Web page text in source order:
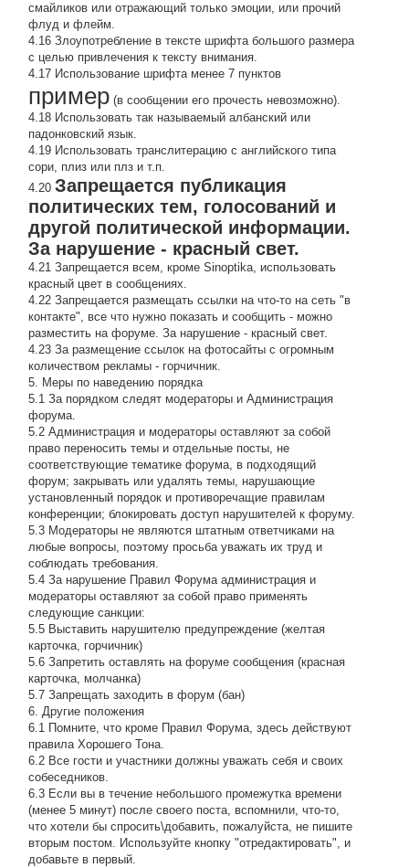
смайликов или отражающий только эмоции, или прочий
флуд и флейм.
4.16 Злоупотребление в тексте шрифта большого размера
с целью привлечения к тексту внимания.
4.17 Использование шрифта менее 7 пунктов
пример (в сообщении его прочесть невозможно).
4.18 Использовать так называемый албанский или
падонковский язык.
4.19 Использовать транслитерацию с английского типа
сори, плиз или плз и т.п.
4.20Запрещается публикация
политических тем, голосований и
другой политической информации.
За нарушение - красный свет.
4.21 Запрещается всем, кроме Sinoptika, использовать
красный цвет в сообщениях.
4.22 Запрещается размещать ссылки на что-то на сеть "в
контакте", все что нужно показать и сообщить - можно
разместить на форуме. За нарушение - красный свет.
4.23 За размещение ссылок на фотосайты с огромным
количеством рекламы - горчичник.
5. Меры по наведению порядка
5.1 За порядком следят модераторы и Администрация
форума.
5.2 Администрация и модераторы оставляют за собой
право переносить темы и отдельные посты, не
соответствующие тематике форума, в подходящий
форум; закрывать или удалять темы, нарушающие
установленный порядок и противоречащие правилам
конференции; блокировать доступ нарушителей к форуму.
5.3 Модераторы не являются штатным ответчиками на
любые вопросы, поэтому просьба уважать их труд и
соблюдать требования.
5.4 За нарушение Правил Форума администрация и
модераторы оставляют за собой право применять
следующие санкции:
5.5 Выставить нарушителю предупреждение (желтая
карточка, горчичник)
5.6 Запретить оставлять на форуме сообщения (красная
карточка, молчанка)
5.7 Запрещать заходить в форум (бан)
6. Другие положения
6.1 Помните, что кроме Правил Форума, здесь действуют
правила Хорошего Тона.
6.2 Все гости и участники должны уважать себя и своих
собеседников.
6.3 Если вы в течение небольшого промежутка времени
(менее 5 минут) после своего поста, вспомнили, что-то,
что хотели бы спросить\добавить, пожалуйста, не пишите
вторым постом. Используйте кнопку "отредактировать", и
добавьте в первый.